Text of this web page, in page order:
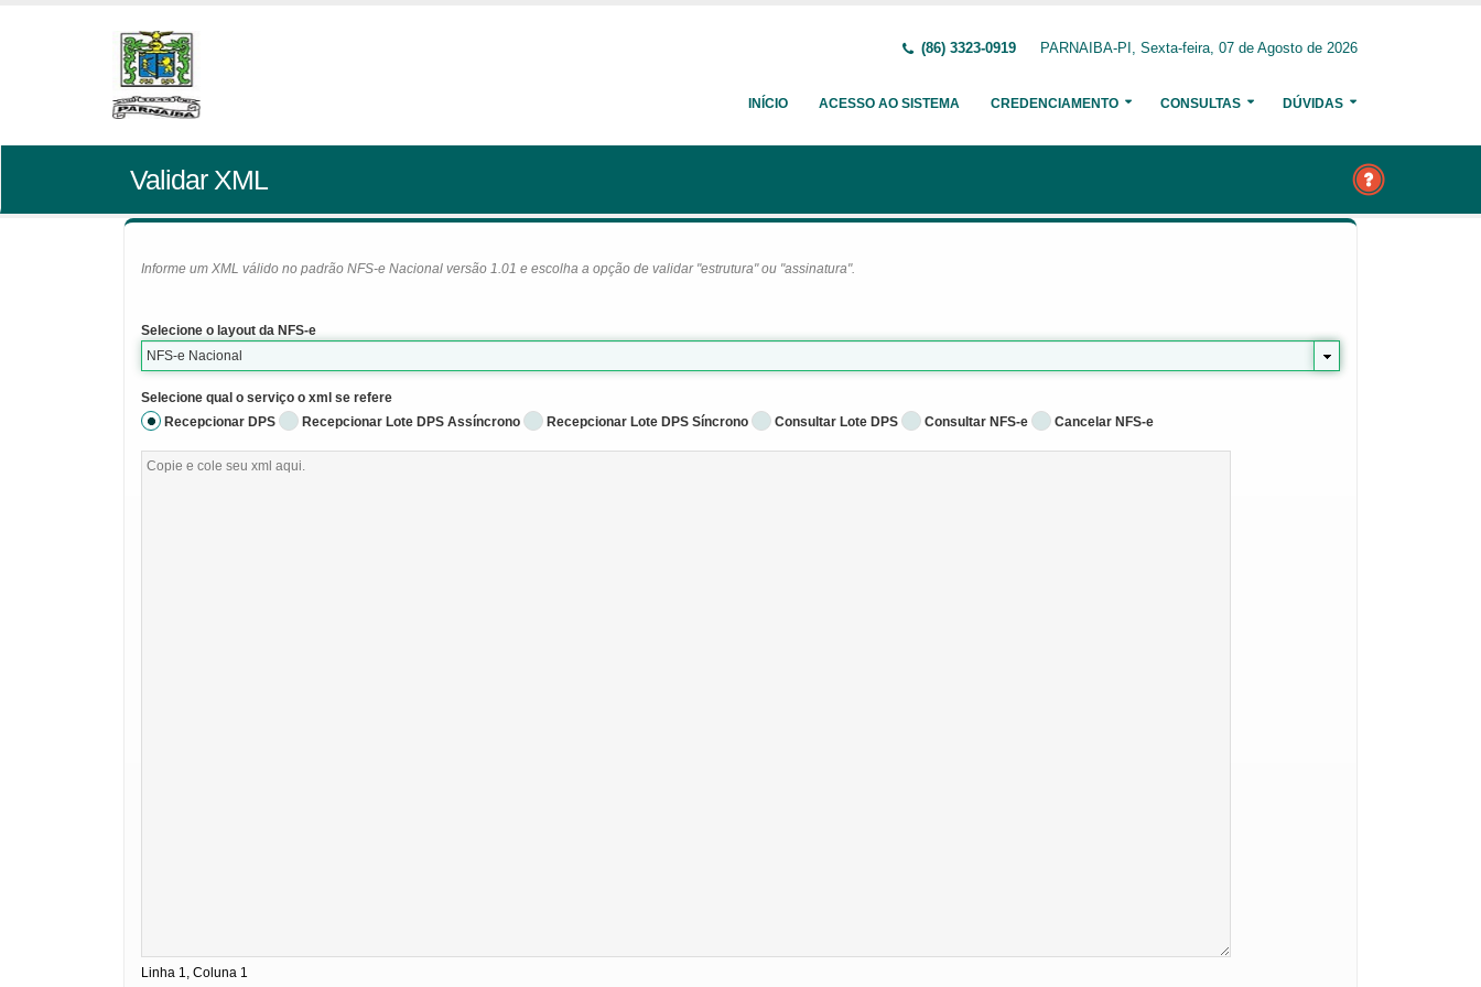
(86) 3323-0919 PARNAIBA-PI, Sexta-feira, 07 de Agosto de 2026
INÍCIO ACESSO AO SISTEMA CREDENCIAMENTO CONSULTAS DÚVIDAS
Validar XML
Informe um XML válido no padrão NFS-e Nacional versão 1.01 e escolha a opção de validar "estrutura" ou "assinatura".
Selecione o layout da NFS-e
NFS-e Nacional
Selecione qual o serviço o xml se refere
Recepcionar DPS
Recepcionar Lote DPS Assíncrono Recepcionar Lote DPS Síncrono Consultar Lote DPS Consultar NFS-e Cancelar NFS-e
Linha 1, Coluna 1